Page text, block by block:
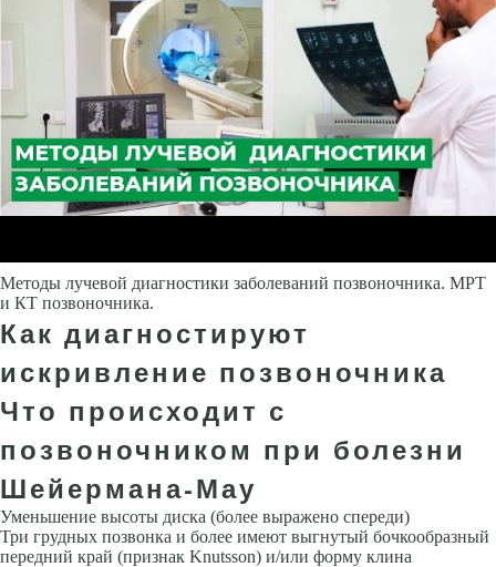
Методы лучевой диагностики заболеваний позвоночника. МРТ
и КТ позвоночника.
Как диагностируют
искривление позвоночника
Что происходит с
позвоночником при болезни
Шейермана-Мау
Уменьшение высоты диска (более выражено спереди)
Три грудных позвонка и более имеют выгнутый бочкообразный
передний край (при­знак Knutsson) и/или форму клина